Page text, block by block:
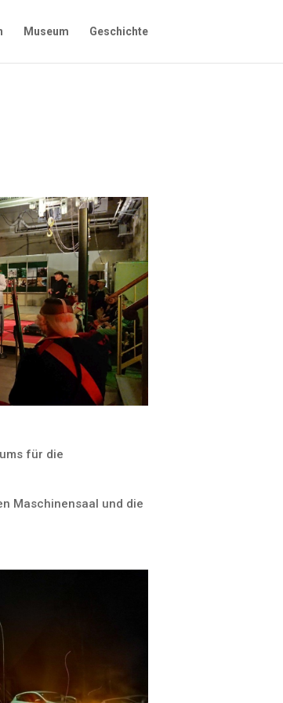
Museum Geschichte
für die
Maschinensaal und die